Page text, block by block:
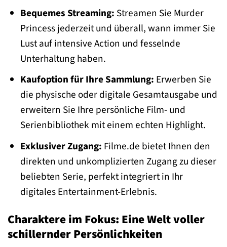
Bequemes Streaming: Streamen Sie Murder
Princess jederzeit und überall, wann immer Sie
Lust auf intensive Action und fesselnde
Unterhaltung haben.
Kaufoption für Ihre Sammlung: Erwerben Sie
die physische oder digitale Gesamtausgabe und
erweitern Sie Ihre persönliche Film- und
Serienbibliothek mit einem echten Highlight.
Exklusiver Zugang: Filme.de bietet Ihnen den
direkten und unkomplizierten Zugang zu dieser
beliebten Serie, perfekt integriert in Ihr
digitales Entertainment-Erlebnis.
Charaktere im Fokus: Eine Welt voller
schillernder Persönlichkeiten